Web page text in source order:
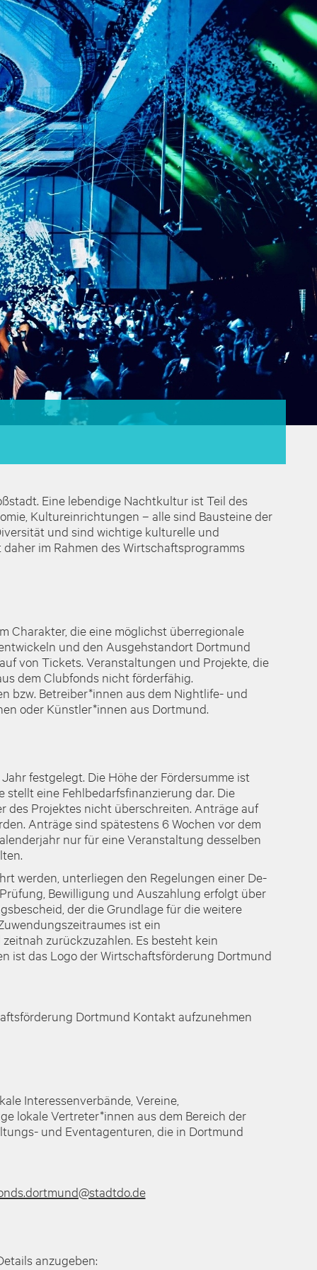
Eine lebendige Nachtkultur ist Teil des
Kultureinrichtungen – alle sind Bausteine der
und sind wichtige kulturelle und
im Rahmen des Wirtschaftsprogramms
Charakter, die eine möglichst überregionale
und den Ausgehstandort Dortmund
von Tickets. Veranstaltungen und Projekte, die
dem Clubfonds nicht förderfähig.
bzw. Betreiber*innen aus dem Nightlife- und
oder Künstler*innen aus Dortmund.
festgelegt. Die Höhe der Fördersumme ist
eine Fehlbedarfsfinanzierung dar. Die
des Projektes nicht überschreiten. Anträge auf
Anträge sind spätestens 6 Wochen vor dem
nur für eine Veranstaltung desselben
werden, unterliegen den Regelungen einer De-
Bewilligung und Auszahlung erfolgt über
der die Grundlage für die weitere
ist ein
zurückzuzahlen. Es besteht kein
ist das Logo der Wirtschaftsförderung Dortmund
Dortmund Kontakt aufzunehmen
Interessenverbände, Vereine,
lokale Vertreter*innen aus dem Bereich der
und Eventagenturen, die in Dortmund
anzugeben: